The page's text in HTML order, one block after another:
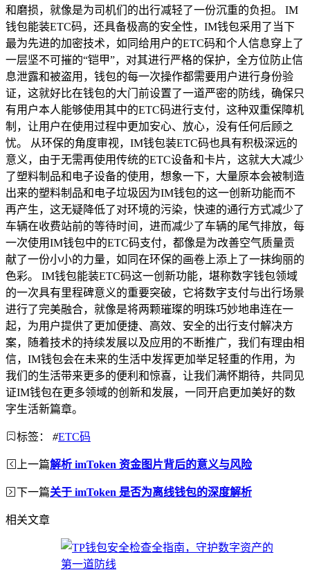
和磨损，就像是为司机们的出行减轻了一份沉重的负担。 IM
钱包能装ETC码，还具备极高的安全性，IM钱包采用了当下
最为先进的加密技术，如同给用户的ETC码和个人信息穿上了
一层坚不可摧的“铠甲”，对其进行严格的保护，全方位防止信
息泄露和被盗用，钱包的每一次操作都需要用户进行身份验
证，这就好比在钱包的大门前设置了一道严密的防线，确保只
有用户本人能够使用其中的ETC码进行支付，这种双重保障机
制，让用户在使用过程中更加安心、放心，没有任何后顾之
忧。 从环保的角度审视，IM钱包装ETC码也具有积极深远的
意义，由于无需再使用传统的ETC设备和卡片，这就大大减少
了塑料制品和电子设备的使用，想象一下，大量原本会被制造
出来的塑料制品和电子垃圾因为IM钱包的这一创新功能而不
再产生，这无疑降低了对环境的污染，快速的通行方式减少了
车辆在收费站前的等待时间，进而减少了车辆的尾气排放，每
一次使用IM钱包中的ETC码支付，都像是为改善空气质量贡
献了一份小小的力量，如同在环保的画卷上添上了一抹绚丽的
色彩。 IM钱包能装ETC码这一创新功能，堪称数字钱包领域
的一次具有里程碑意义的重要突破，它将数字支付与出行场景
进行了完美融合，就像是将两颗璀璨的明珠巧妙地串连在一
起，为用户提供了更加便捷、高效、安全的出行支付解决方
案，随着技术的持续发展以及应用的不断推广，我们有理由相
信，IM钱包会在未来的生活中发挥更加举足轻重的作用，为
我们的生活带来更多的便利和惊喜，让我们满怀期待，共同见
证IM钱包在更多领域的创新和发展，一同开启更加美好的数
字生活新篇章。
标签： #ETC码
上一篇解析 imToken 资金图片背后的意义与风险
下一篇关于 imToken 是否为离线钱包的深度解析
相关文章